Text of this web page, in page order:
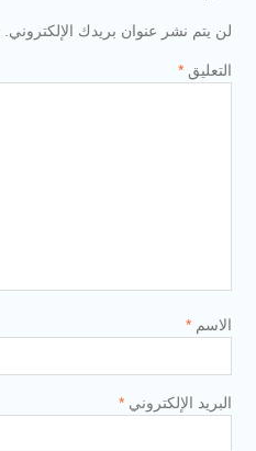
لن يتم نشر عنوان بريدك الإلكتروني.
التعليق *
الاسم *
البريد الإلكتروني *